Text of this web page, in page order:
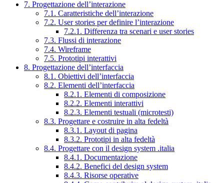
7. Progettazione dell’interazione
7.1. Caratteristiche dell’interazione
7.2. User stories per definire l’interazione
7.2.1. Differenza tra scenari e user stories
7.3. Flussi di interazione
7.4. Wireframe
7.5. Prototipi interattivi
8. Progettazione dell’interfaccia
8.1. Obiettivi dell’interfaccia
8.2. Elementi dell’interfaccia
8.2.1. Elementi di composizione
8.2.2. Elementi interattivi
8.2.3. Elementi testuali (microtesti)
8.3. Progettare e costruire in alta fedeltà
8.3.1. Layout di pagina
8.3.2. Prototipi in alta fedeltà
8.4. Progettare con il design system .italia
8.4.1. Documentazione
8.4.2. Benefici del design system
8.4.3. Risorse operative